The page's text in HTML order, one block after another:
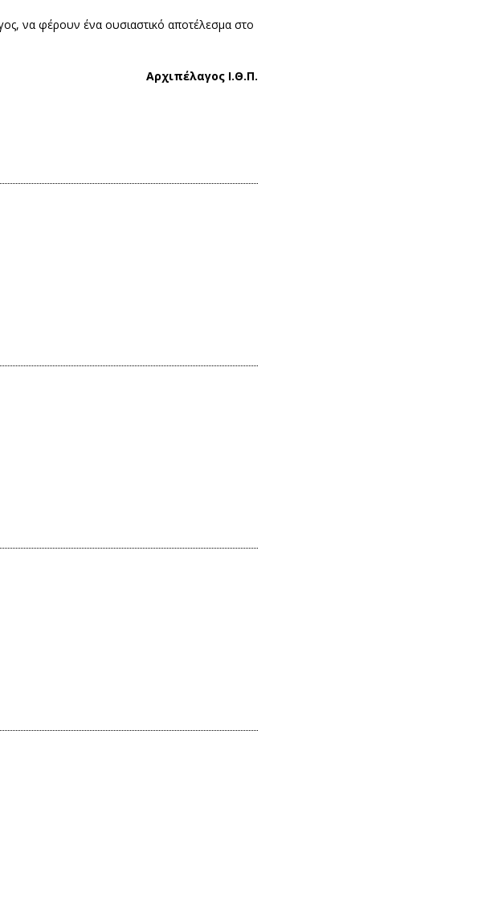
να φέρουν ένα ουσιαστικό αποτέλεσμα στο
Αρχιπέλαγος Ι.Θ.Π.